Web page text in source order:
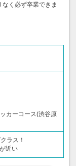
く必ず卒業できま
カーコース(渋谷原
ラス！
近い